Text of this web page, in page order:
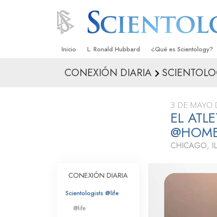
Inicio L. Ronald Hubbard ¿Qué es Scientology?
Creencias y Prácticas
Qué dicen los
Scientology
Conoce a un
Los Principios
CONEXIÓN DIARIA
3 DE MAYO
EL
CHICAGO,
CONEXIÓN DIARIA
Scientologists @life
@life